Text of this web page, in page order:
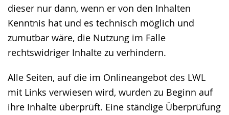
dieser nur dann, wenn er von den Inhalten
Kenntnis hat und es technisch möglich und
zumutbar wäre, die Nutzung im Falle
rechtswidriger Inhalte zu verhindern.
Alle Seiten, auf die im Onlineangebot des LWL
mit Links verwiesen wird, wurden zu Beginn auf
ihre Inhalte überprüft. Eine ständige Überprüfung